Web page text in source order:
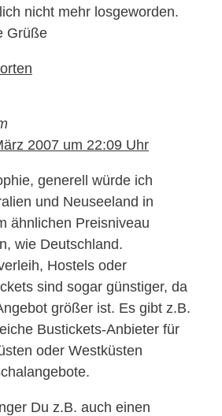
nicht mehr losgeworden.
Grüße
2007 um 22:09 Uhr
generell würde ich
und Neuseeland in
ähnlichen Preisniveau
wie Deutschland.
Hostels oder
sind sogar günstiger, da
größer ist. Es gibt z.B.
Bustickets-Anbieter für
oder Westküsten
Du z.B. auch einen